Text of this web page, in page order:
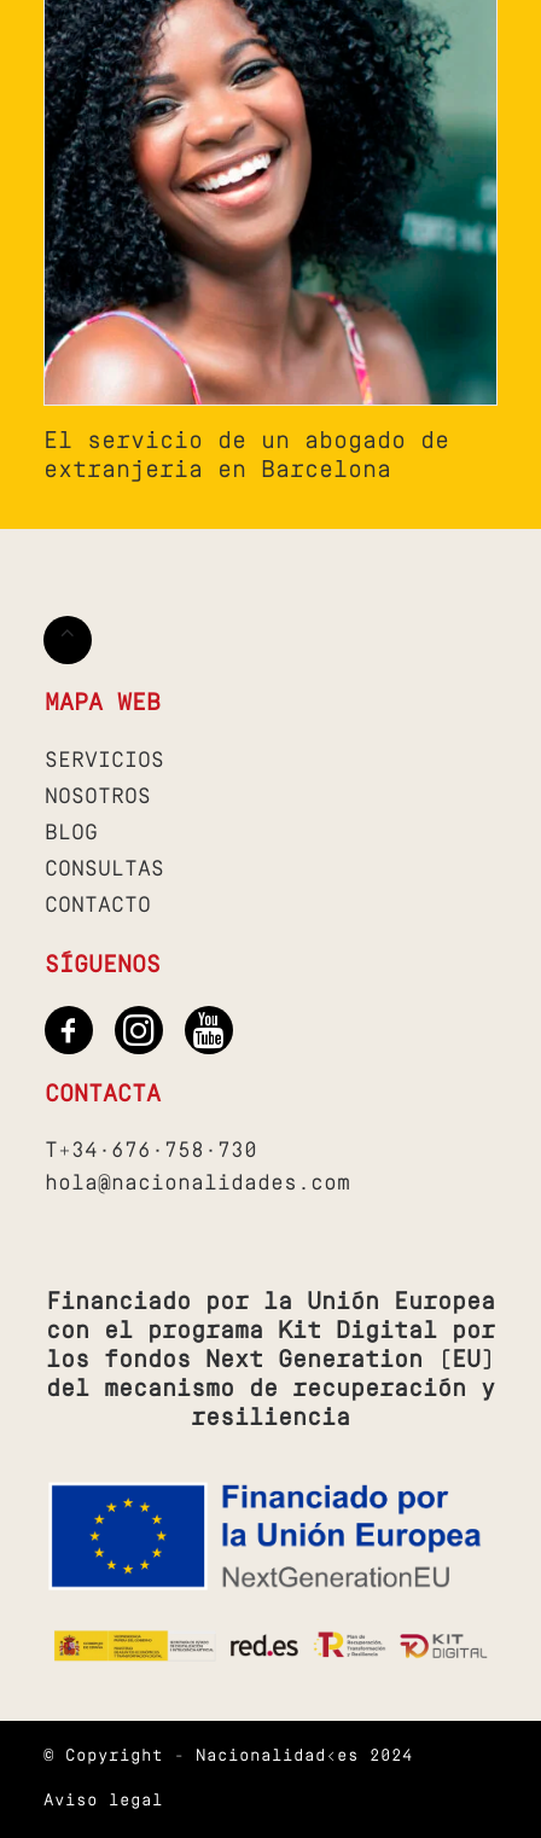
El servicio de un abogado de
extranjeria en Barcelona
MAPA WEB
SERVICIOS
NOSOTROS
BLOG
CONSULTAS
CONTACTO
SÍGUENOS
CONTACTA
T+34·676·758·730
hola@nacionalidades.com
Financiado por la Unión Europea
con el programa Kit Digital por
los fondos Next Generation (EU)
del mecanismo de recuperación y
resiliencia
© Copyright - Nacionalidad<es 2024
Aviso legal